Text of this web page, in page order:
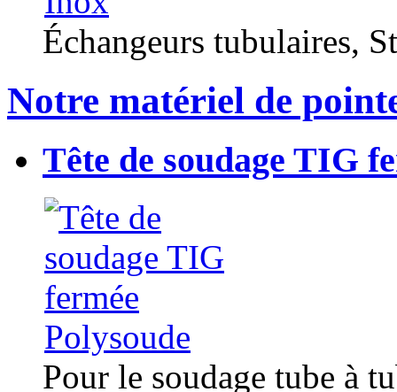
Échangeurs tubulaires,
Notre matériel de
Tête de soudage TIG
Pour le soudage tube à